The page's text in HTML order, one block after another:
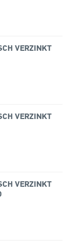
VERZINKT
VERZINKT
VERZINKT